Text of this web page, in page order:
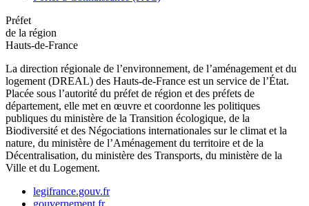
Préfet
de la région
Hauts-de-France
La direction régionale de l’environnement, de l’aménagement et du
logement (DREAL) des Hauts-de-France est un service de l’État.
Placée sous l’autorité du préfet de région et des préfets de
département, elle met en œuvre et coordonne les politiques
publiques du ministère de la Transition écologique, de la
Biodiversité et des Négociations internationales sur le climat et la
nature, du ministère de l’Aménagement du territoire et de la
Décentralisation, du ministère des Transports, du ministère de la
Ville et du Logement.
legifrance.gouv.fr
gouvernement.fr